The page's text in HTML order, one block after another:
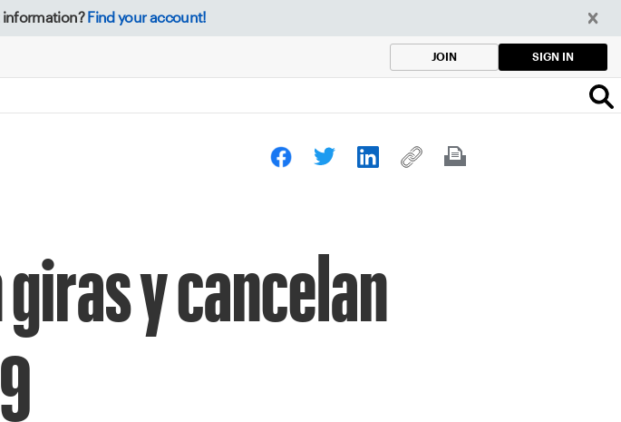
information? Find your account!
JOIN SIGN IN
giras y cancelan